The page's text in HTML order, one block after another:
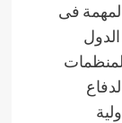
فى